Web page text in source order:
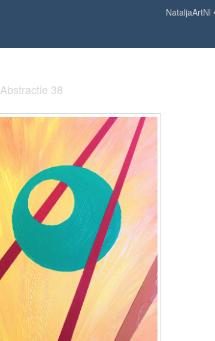
NataljaArtNl
Abstractie 38